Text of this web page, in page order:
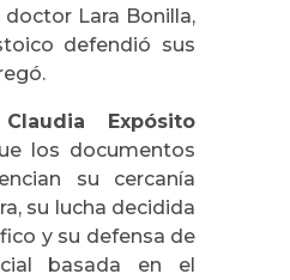
Lara Bonilla,
defendió sus
Claudia Expósito
los documentos
su cercanía
su lucha decidida
y su defensa de
basada en el